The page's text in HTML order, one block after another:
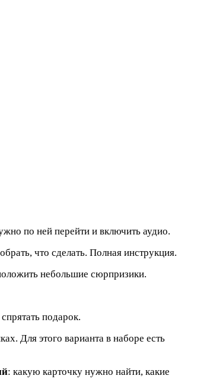
по ней перейти и включить аудио.
что сделать. Полная инструкция.
небольшие сюрпризики.
подарок.
Для этого варианта в наборе есть
: какую карточку нужно найти, какие